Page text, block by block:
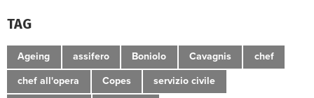
TAG
Ageing assifero Boniolo Cavagnis chef
chef all'opera Copes servizio civile